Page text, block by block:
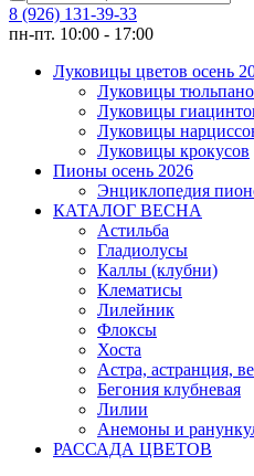
8 (926) 131-39-33
пн-пт. 10:00 - 17:00
Луковицы цветов осень
Луковицы
Луковицы
Луковицы
Луковицы крокусов
Пионы осень 2026
Энциклопедия
КАТАЛОГ ВЕСНА
Астильба
Гладиолусы
Каллы (клубни)
Клематисы
Лилейник
Флоксы
Хоста
Астра, астранция,
Бегония клубневая
Лилии
Анемоны и
РАССАДА ЦВЕТОВ